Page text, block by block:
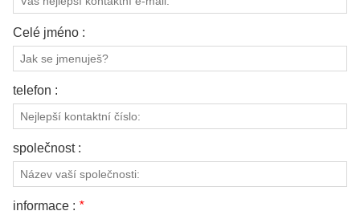
Celé jméno :
telefon :
společnost :
informace : *